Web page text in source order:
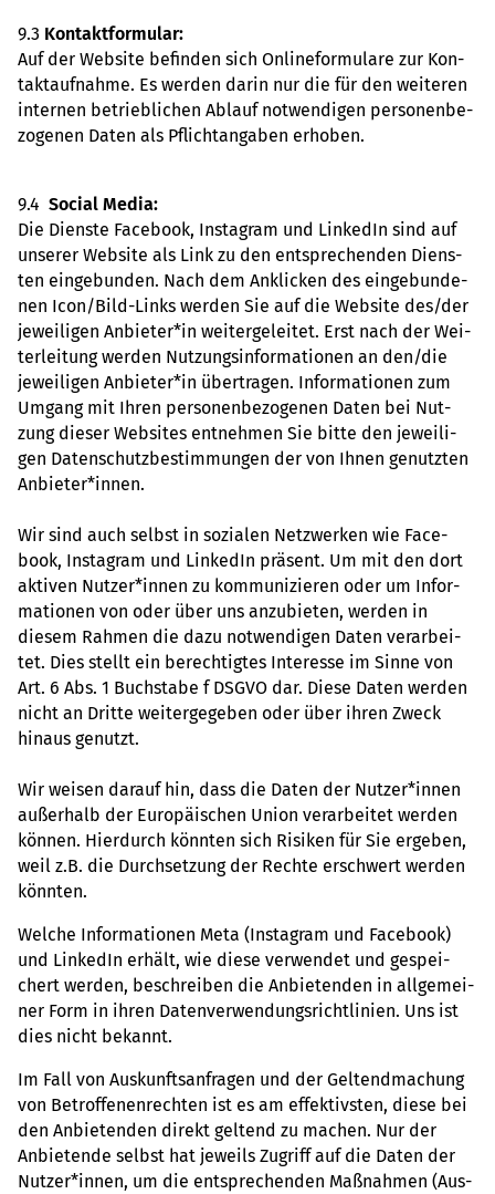
9.3 Kon­takt­for­mu­lar:
Auf der Web­site befin­den sich Online­for­mu­lare zur Kon­
takt­auf­nahme. Es werden darin nur die für den wei­te­ren
inter­nen betrieb­li­chen Ablauf not­wen­di­gen per­so­nen­be­
zo­ge­nen Daten als Pflicht­an­ga­ben erho­ben.
9.4 Social Media:
Die Dienste Face­book, Insta­gram und Lin­kedIn sind auf
unse­rer Web­site als Link zu den ent­spre­chen­den Diens­
ten ein­ge­bun­den. Nach dem Ankli­cken des ein­ge­bun­de­
nen Icon/Bild-Links werden Sie auf die Web­site des/der
jewei­li­gen Anbie­ter*in wei­ter­ge­lei­tet. Erst nach der Wei­
ter­lei­tung werden Nut­zungs­in­for­ma­tio­nen an den/die
jewei­li­gen Anbie­ter*in über­tra­gen. Infor­ma­tio­nen zum
Umgang mit Ihren per­so­nen­be­zo­ge­nen Daten bei Nut­
zung dieser Web­sites ent­neh­men Sie bitte den jewei­li­
gen Daten­schutz­be­stim­mun­gen der von Ihnen genutz­ten
Anbie­ter*innen.
Wir sind auch selbst in sozia­len Netz­wer­ken wie Face­
book, Insta­gram und Lin­kedIn prä­sent. Um mit den dort
akti­ven Nutzer*innen zu kom­mu­ni­zie­ren oder um Infor­
ma­tio­nen von oder über uns anzu­bie­ten, werden in
diesem Rahmen die dazu not­wen­di­gen Daten ver­ar­bei­
tet. Dies stellt ein berech­tig­tes Inter­esse im Sinne von
Art. 6 Abs. 1 Buch­stabe f DSGVO dar. Diese Daten werden
nicht an Dritte wei­ter­ge­ge­ben oder über ihren Zweck
hinaus genutzt.
Wir weisen darauf hin, dass die Daten der Nutzer*innen
außer­halb der Euro­päi­schen Union ver­ar­bei­tet werden
können. Hier­durch könn­ten sich Risi­ken für Sie erge­ben,
weil z.B. die Durch­set­zung der Rechte erschwert werden
könn­ten.
Welche Infor­ma­tio­nen Meta (Insta­gram und Face­book)
und Lin­kedIn erhält, wie diese ver­wen­det und gespei­
chert werden, beschrei­ben die Anbie­ten­den in all­ge­mei­
ner Form in ihren Daten­ver­wen­dungs­richt­li­nien. Uns ist
dies nicht bekannt.
Im Fall von Aus­kunfts­an­fra­gen und der Gel­tend­ma­chung
von Betrof­fe­nen­rech­ten ist es am effek­tivs­ten, diese bei
den Anbie­ten­den direkt gel­tend zu machen. Nur der
Anbie­tende selbst hat jeweils Zugriff auf die Daten der
Nutzer*innen, um die ent­spre­chen­den Maß­nah­men (Aus­